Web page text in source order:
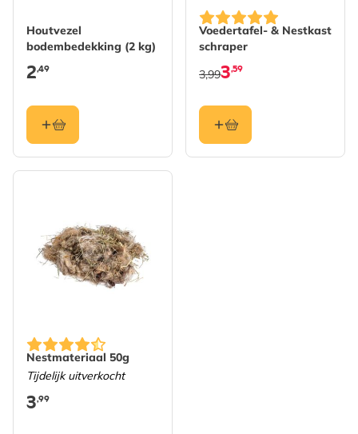
Houtvezel
bodembedekking (2 kg)
2,49
Voedertafel- & Nestkast
schraper
3,59
3,99
Nestmateriaal 50g
Tijdelijk uitverkocht
3,99